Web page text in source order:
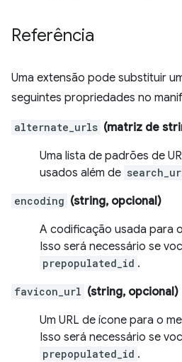
Referência
Uma extensão pode substituir
seguintes propriedades no
alternate_urls (matriz de
Uma lista de padrões de
usados além de
encoding (string, opcional)
A codificação usada para
Isso será necessário se
prepopulated_id .
favicon_url (string, opcional)
Um URL de ícone para o
Isso será necessário se
prepopulated_id .